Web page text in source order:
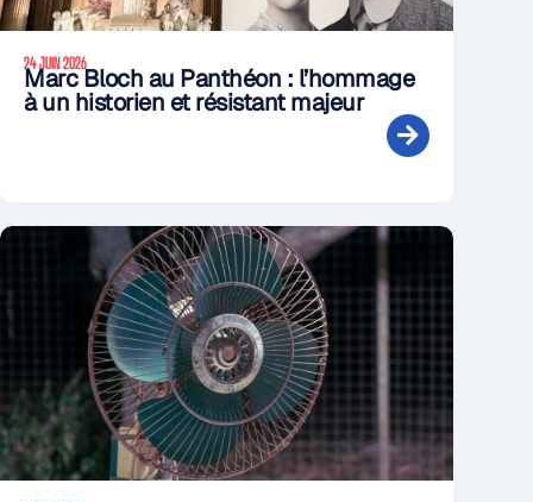
24 JUIN 2026
Marc Bloch au Panthéon : l’hommage
à un historien et résistant majeur